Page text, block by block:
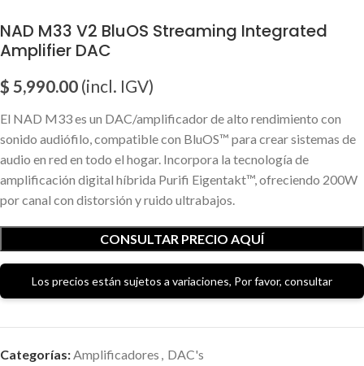
NAD M33 V2 BluOS Streaming Integrated
Amplifier DAC
$ 5,990.00 (incl. IGV)
El NAD M33 es un DAC/amplificador de alto rendimiento con
sonido audiófilo, compatible con BluOS™ para crear sistemas de
audio en red en todo el hogar. Incorpora la tecnología de
amplificación digital híbrida Purifi Eigentakt™, ofreciendo 200W
por canal con distorsión y ruido ultrabajos.
CONSULTAR PRECIO AQUÍ
Los precios están sujetos a variaciones, Por favor, consultar
Categorías:Amplificadores , DAC's